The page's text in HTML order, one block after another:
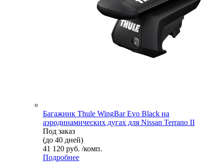
Багажник Thule WingBar Evo Black на
аэродинамических дугах для Nissan Terrano II
Под заказ
(до 40 дней)
41 120 руб. /комп.
Подробнее